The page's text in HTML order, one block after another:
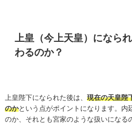
上皇（今上天皇）になら
わるのか？
上皇陛下になられた後は、 現在の天皇陛
のかという点がポイントになります。内
のか、それとも宮家のような扱いになる